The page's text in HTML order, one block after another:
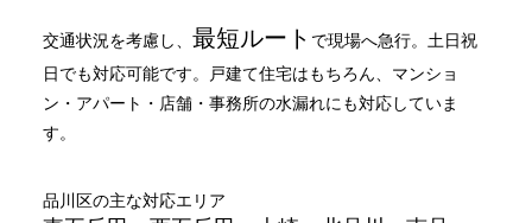
交通状況を考慮し、 最短ルート で現場へ急行。土日祝
日でも対応可能です。戸建て住宅はもちろん、マンショ
ン・アパート・店舗・事務所の水漏れにも対応していま
す。
品川区の主な対応エリア